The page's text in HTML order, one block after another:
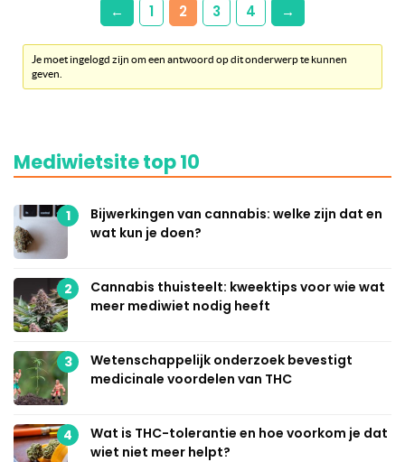
← 1 2 3 4 →
Je moet ingelogd zijn om een antwoord op dit onderwerp te kunnen
geven.
Mediwietsite top 10
1
Bijwerkingen van cannabis: welke zijn dat en
wat kun je doen?
2
Cannabis thuisteelt: kweektips voor wie wat
meer mediwiet nodig heeft
3
Wetenschappelijk onderzoek bevestigt
medicinale voordelen van THC
4
Wat is THC-tolerantie en hoe voorkom je dat
wiet niet meer helpt?